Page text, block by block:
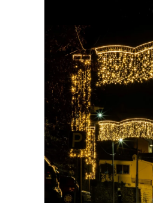
Ampliar